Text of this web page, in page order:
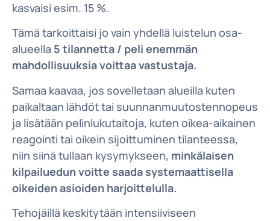
kasvaisi esim. 15 %.
Tämä tarkoittaisi jo vain yhdellä luistelun osa-
alueella 5 tilannetta / peli enemmän
mahdollisuuksia voittaa vastustaja.
Samaa kaavaa, jos sovelletaan alueilla kuten
paikaltaan lähdöt tai suunnanmuutostennopeus
ja lisätään pelinlukutaitoja, kuten oikea-aikainen
reagointi tai oikein sijoittuminen tilanteessa,
niin siinä tullaan kysymykseen, minkälaisen
kilpailuedun voitte saada systemaattisella
oikeiden asioiden harjoittelulla.
Tehojäillä keskitytään intensiiviseen